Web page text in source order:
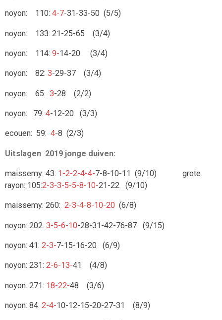
noyon: 110: 4-7-31-33-50 (5/5)
noyon: 133: 21-25-65 (3/4)
noyon: 114: 9-14-20 (3/4)
noyon: 82: 3-29-37 (3/4)
noyon: 65: 3-28 (2/2)
noyon: 79: 4-12-20 (3/3)
ecouen: 59: 4-8 (2/3)
Uitslagen 2019 jonge duiven:
maissemy: 43: 1-2-2-4-4-7-8-10-11 (9/10) grote
rayon: 105:2-3-3-5-5-8-10-21-22 (9/10)
maissemy: 260: 2-3-4-8-10-20 (6/8)
noyon: 202: 3-5-6-10-28-31-42-76-87 (9/15)
noyon: 41: 2-3-7-15-16-20 (6/9)
noyon: 231: 2-6-13-41 (4/8)
noyon: 271: 18-22-48 (3/6)
noyon: 84: 2-4-10-12-15-20-27-31 (8/9)